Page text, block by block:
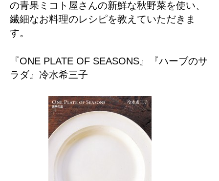
の青果ミコト屋さんの新鮮な秋野菜を使い、
繊細なお料理のレシピを教えていただきま
す。
『ONE PLATE OF SEASONS』『ハーブのサ
ラダ』冷水希三子